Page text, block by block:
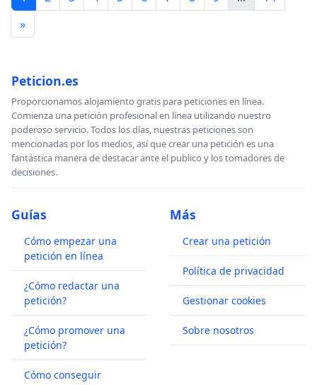
»
Peticion.es
Proporcionamos alojamiento gratis para peticiones en línea.
Comienza una petición profesional en línea utilizando nuestro
poderoso servicio. Todos los días, nuestras peticiones son
mencionadas por los medios, así que crear una petición es una
fantástica manera de destacar ante el publico y los tomadores de
decisiones.
Guías
Cómo empezar una
petición en línea
¿Cómo redactar una
petición?
¿Cómo promover una
petición?
Cómo conseguir
Más
Crear una petición
Política de privacidad
Gestionar cookies
Sobre nosotros